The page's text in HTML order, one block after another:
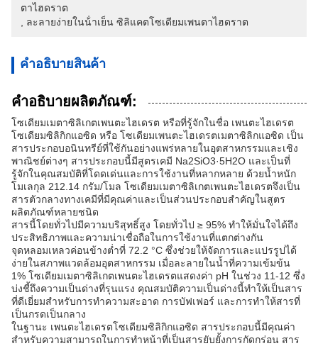
ตาไฮดราต
ละลายง่ายในน้ําเย็น ซิลิแคตโซเดียมเพนตาไฮดราต
คําอธิบายสินค้า
คำอธิบายผลิตภัณฑ์:
โซเดียมเมตาซิลิเกตเพนตะไฮเดรต หรือที่รู้จักในชื่อ เพนตะไฮเดรต
โซเดียมซิลิกิกแอซิด หรือ โซเดียมเพนตะไฮเดรตเมตาซิลิกแอซิด เป็น
สารประกอบอนินทรีย์ที่ใช้กันอย่างแพร่หลายในอุตสาหกรรมและเชิง
พาณิชย์ต่างๆ สารประกอบนี้มีสูตรเคมี Na2SiO3·5H2O และเป็นที่
รู้จักในคุณสมบัติที่โดดเด่นและการใช้งานที่หลากหลาย ด้วยน้ำหนัก
โมเลกุล 212.14 กรัม/โมล โซเดียมเมตาซิลิเกตเพนตะไฮเดรตจึงเป็น
สารตัวกลางทางเคมีที่มีคุณค่าและเป็นส่วนประกอบสำคัญในสูตร
ผลิตภัณฑ์หลายชนิด
สารนี้โดยทั่วไปมีความบริสุทธิ์สูง โดยทั่วไป ≥ 95% ทำให้มั่นใจได้ถึง
ประสิทธิภาพและความน่าเชื่อถือในการใช้งานที่แตกต่างกัน
จุดหลอมเหลวค่อนข้างต่ำที่ 72.2 °C ซึ่งช่วยให้จัดการและแปรรูปได้
ง่ายในสภาพแวดล้อมอุตสาหกรรม เมื่อละลายในน้ำที่ความเข้มข้น
1% โซเดียมเมตาซิลิเกตเพนตะไฮเดรตแสดงค่า pH ในช่วง 11-12 ซึ่ง
บ่งชี้ถึงความเป็นด่างที่รุนแรง คุณสมบัติความเป็นด่างนี้ทำให้เป็นสาร
ที่ดีเยี่ยมสำหรับการทำความสะอาด การบัฟเฟอร์ และการทำให้สารที่
เป็นกรดเป็นกลาง
ในฐานะ เพนตะไฮเดรตโซเดียมซิลิกิกแอซิด สารประกอบนี้มีคุณค่า
สำหรับความสามารถในการทำหน้าที่เป็นสารยับยั้งการกัดกร่อน สาร